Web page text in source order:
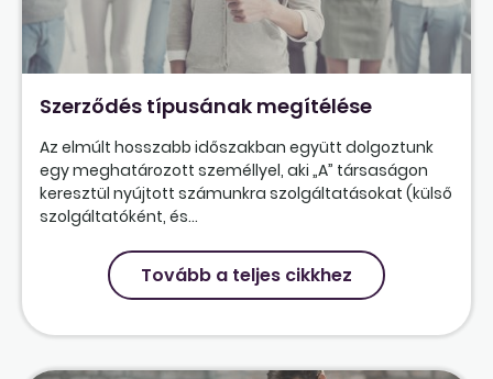
Szerződés típusának megítélése
Az elmúlt hosszabb időszakban együtt dolgoztunk
egy meghatározott személlyel, aki „A” társaságon
keresztül nyújtott számunkra szolgáltatásokat (külső
szolgáltatóként, és...
Tovább a teljes cikkhez